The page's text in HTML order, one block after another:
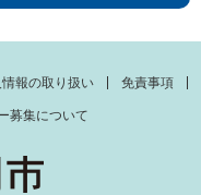
報の取り扱い 免責事項
募集について